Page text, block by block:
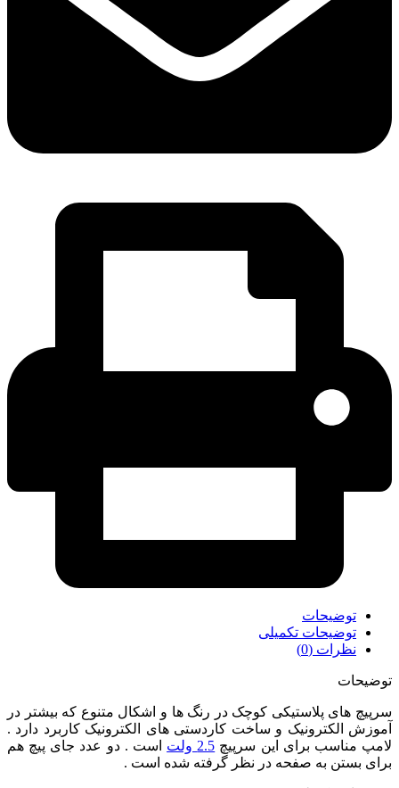
توضیحات
توضیحات تکمیلی
نظرات (0)
توضیحات
سرپیچ های پلاستیکی کوچک در رنگ ها و اشکال متنوع که بیشتر در
آموزش الکترونیک و ساخت کاردستی های الکترونیک کاربرد دارد .
لامپ مناسب برای این سرپیچ 2.5 ولت
است . دو عدد جای پیچ هم
برای بستن به صفحه در نظر گرفته شده است .